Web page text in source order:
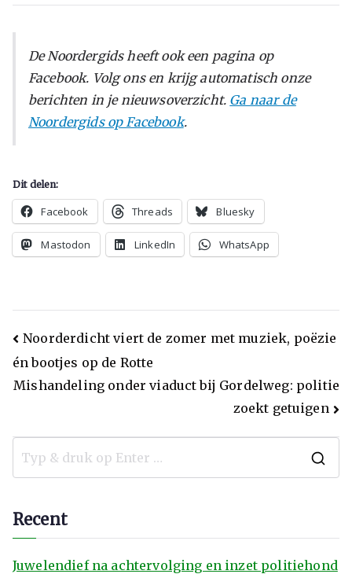
De Noordergids heeft ook een pagina op
Facebook. Volg ons en krijg automatisch onze
berichten in je nieuwsoverzicht. Ga naar de
Noordergids op Facebook.
Dit delen:
Facebook Threads Bluesky
Mastodon LinkedIn WhatsApp
Noorderdicht viert de zomer met muziek, poëzie
én bootjes op de Rotte
Mishandeling onder viaduct bij Gordelweg: politie
zoekt getuigen
Recent
Juwelendief na achtervolging en inzet politiehond